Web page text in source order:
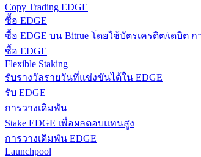
คู่มือเริ่มต้นฟิวเจอร์ส
กลยุทธ์การซื้อขาย
Copy Trading EDGE
ซื้อ EDGE
ซื้อ EDGE บน Bitrue โดยใช้บัตรเครดิต/เดบิต
ซื้อ EDGE
Flexible Staking
รับรางวัลรายวันที่แข่งขันได้ใน EDGE
รับ EDGE
การวางเดิมพัน
Stake EDGE เพื่อผลตอบแทนสูง
การวางเดิมพัน EDGE
Launchpool